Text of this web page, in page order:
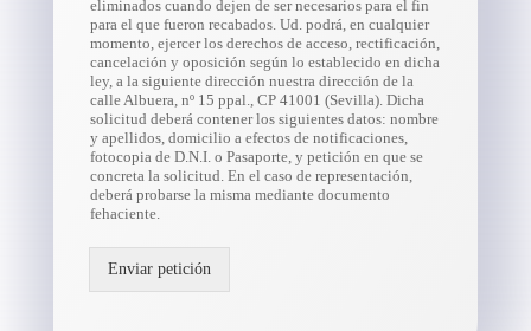
eliminados cuando dejen de ser necesarios para el fin
para el que fueron recabados. Ud. podrá, en cualquier
momento, ejercer los derechos de acceso, rectificación,
cancelación y oposición según lo establecido en dicha
ley, a la siguiente dirección nuestra dirección de la
calle Albuera, nº 15 ppal., CP 41001 (Sevilla). Dicha
solicitud deberá contener los siguientes datos: nombre
y apellidos, domicilio a efectos de notificaciones,
fotocopia de D.N.I. o Pasaporte, y petición en que se
concreta la solicitud. En el caso de representación,
deberá probarse la misma mediante documento
fehaciente.
Enviar petición